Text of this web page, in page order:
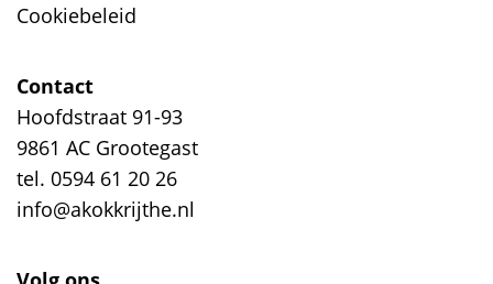
Cookiebeleid
Contact
Hoofdstraat 91-93
9861 AC Grootegast
tel. 0594 61 20 26
info@akokkrijthe.nl